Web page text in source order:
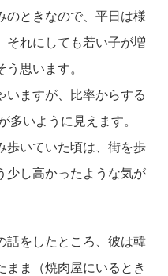
のときなので、平日は様
それにしても若い子が増
思います。
いますが、比率からする
多いように見えます。
歩いていた頃は、街を歩
少し高かったような気が
話をしたところ、彼は韓
まま（焼肉屋にいるとき